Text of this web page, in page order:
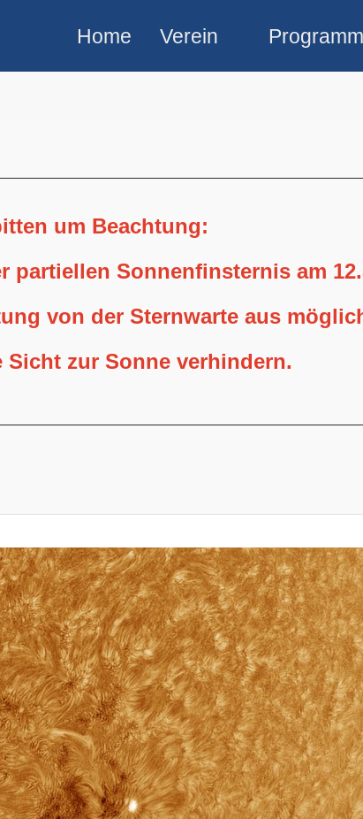
Home Verein Programm
um Beachtung:
partiellen Sonnenfinsternis am
von der Sternwarte aus
Sicht zur Sonne verhindern.